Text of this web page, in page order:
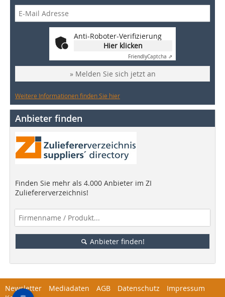
Anti-Roboter-Verifizierung
Hier klicken
FriendlyCaptcha ⇗
» Melden Sie sich jetzt an
Weitere Informationen finden Sie hier
Anbieter finden
Finden Sie mehr als 4.000 Anbieter im ZI
Zuliefererverzeichnis!
Anbieter finden!
Newsletter Mediadaten AGB Datenschutz
Impressum